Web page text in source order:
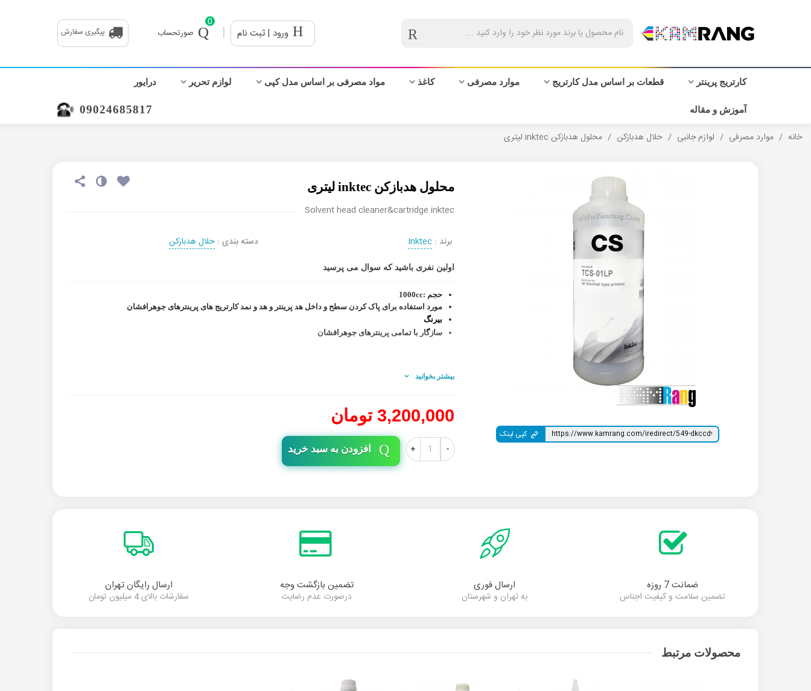
ورود | ثبت نام |
0
صورتحساب
پیگیری سفارش
کارتریج پرینتر قطعات بر اساس مدل کارتریج موارد مصرفی کاغذ مواد مصرفی بر اساس مدل کپی لوازم تحریر درایور
آموزش و مقاله 09024685817
خانه / موارد مصرفی / لوازم جانبی / حلال هدبازکن / محلول هدبازکن inktec لیتری
کپی لینک
محلول هدبازکن inktec لیتری
Solvent head cleaner&cartridge inktec
برند : Inktec دسته بندی : حلال هدبازکن
اولین نفری باشید که سوال می پرسید
حجم :1000cc
مورد استفاده برای پاک کردن سطح و داخل هد پرینتر و هد و نمد کارتریج های پرینترهای جوهرافشان
بیرنگ
سازگار با تمامی پرینترهای جوهرافشان
بیشتر بخوانید
3,200,000 تومان
-
+ افزودن به سبد خرید
ضمانت 7 روزه
تضمین سلامت و کیفیت اجناس
ارسال فوری
به تهران و شهرستان
تضمین بازگشت وجه
درصورت عدم رضایت
ارسال رایگان تهران
سفارشات بالای 4 میلیون تومان
محصولات مرتبط